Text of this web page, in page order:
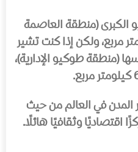
(منطقة العاصمة
2,194 كيلومتر مربع، ولكن إذا كنت تشير
(منطقة طوكيو الإدارية)،
في العالم من حيث
اقتصاديًا وثقافيًا هائلًا.